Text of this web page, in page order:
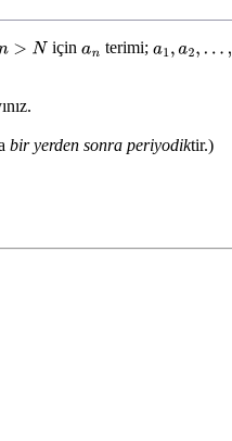
>N içinan terimi; a1 ,a2,… ,an
bir yerden sonra periyodiktir.)